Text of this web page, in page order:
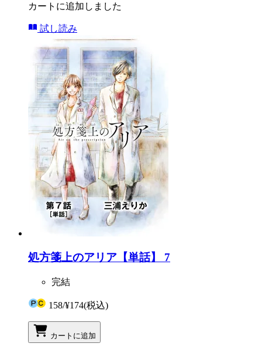
カートに追加しました
試し読み
処方箋上のアリア【単話】 7
完結
158/¥174(税込)
カートに追加